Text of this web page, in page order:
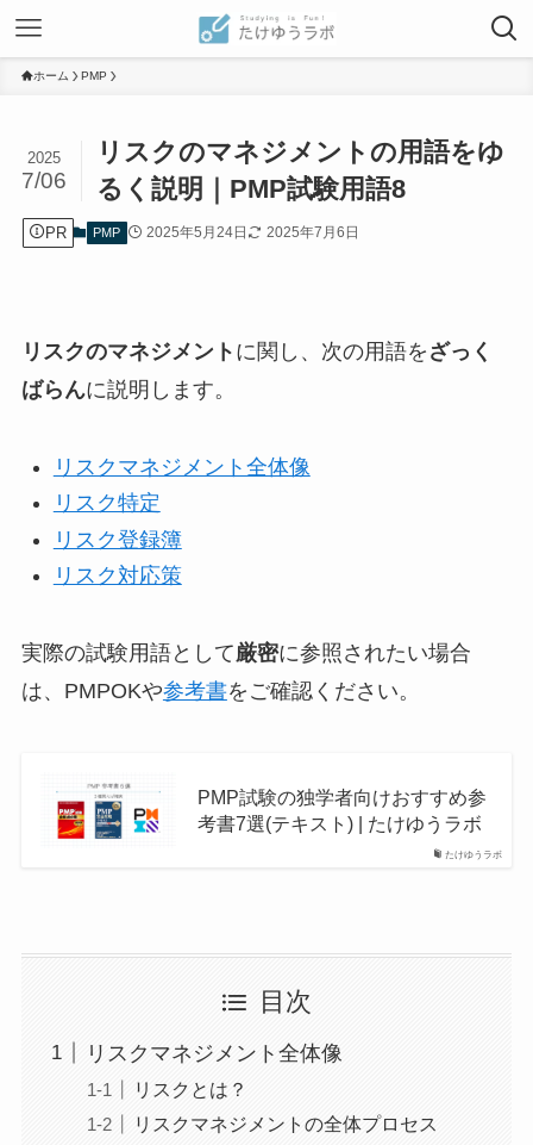
ホーム PMP
リスクのマネジメントの用語をゆ
るく説明｜PMP試験用語8
2025
7/06
PR PMP 2025年5月24日 2025年7月6日
リスクのマネジメント に関し、次の用語を ざっく
ばらんに説明します。
リスクマネジメント全体像
リスク特定
リスク登録簿
リスク対応策
実際の試験用語として厳密に参照されたい場合
は、PMPOKや参考書をご確認ください。
たけゆうラボ
PMP試験の独学者向けおすすめ参
考書7選(テキスト) | たけゆうラボ
目次
リスクマネジメント全体像
リスクとは？
リスクマネジメントの全体プロセス